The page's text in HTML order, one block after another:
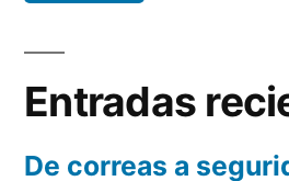
Entradas
De correas a